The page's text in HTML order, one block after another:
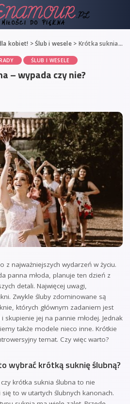
kobiet! >Ślub i wesele> Krótka suknia ślubna – wypada czy nie?
ŚLUB I WESELE
– wypada czy nie?
z najważniejszych wydarzeń w życiu.
panna młoda, planuje ten dzień z
detali. Najwięcej uwagi,
Zwykle śluby zdominowane są
których głównym zadaniem jest
skupienie jej na pannie młodej. Jednak
także modele nieco inne. Krótkie
temat. Czy więc warto?
wybrać krótką suknię ślubną?
krótka suknia ślubna to nie
to w utartych ślubnych kanonach.